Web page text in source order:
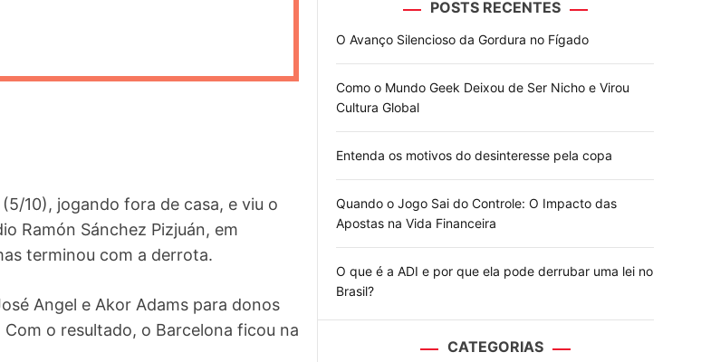
o
e
10), jogando fora de casa, e viu o
Ramón Sánchez Pizjuán, em
terminou com a derrota.
Angel e Akor Adams para donos
o resultado, o Barcelona ficou na
POSTS RECENTES
O Avanço Silencioso da Gordura no Fígado
Como o Mundo Geek Deixou de Ser Nicho e Virou
Cultura Global
Entenda os motivos do desinteresse pela copa
Quando o Jogo Sai do Controle: O Impacto das
Apostas na Vida Financeira
O que é a ADI e por que ela pode derrubar uma lei no
Brasil?
CATEGORIAS